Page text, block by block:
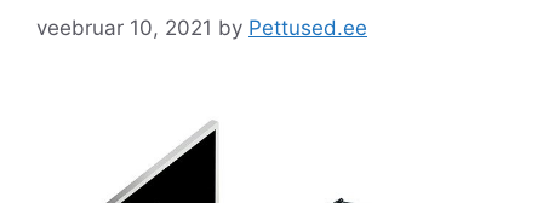
veebruar 10, 2021 by Pettused.ee